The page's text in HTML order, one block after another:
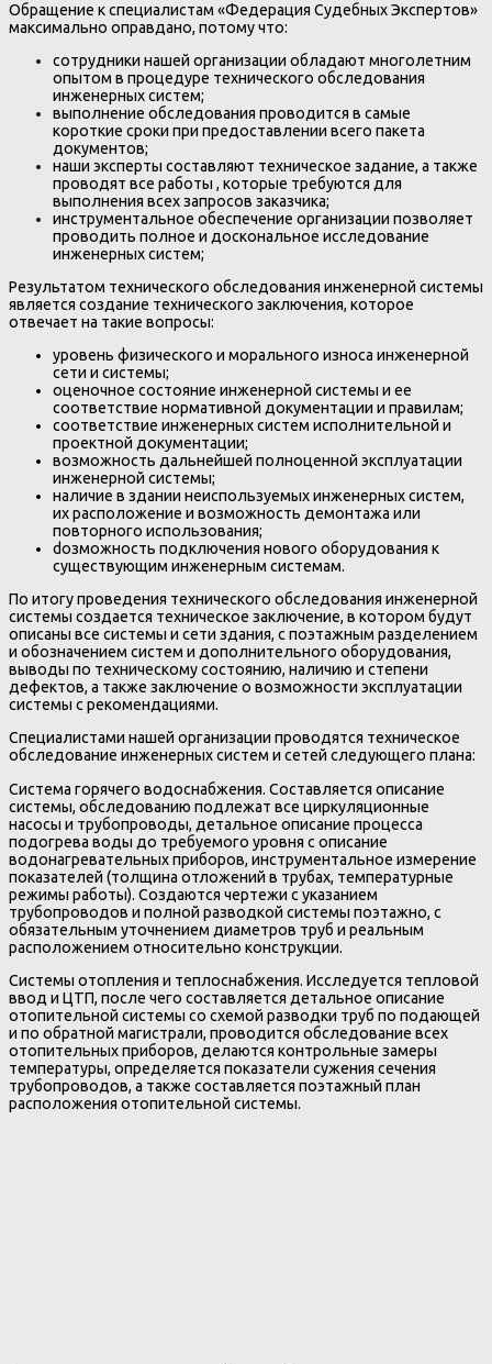
Обращение к специалистам «Федерация Судебных Экспертов»
максимально оправдано, потому что:
сотрудники нашей организации обладают многолетним
опытом в процедуре технического обследования
инженерных систем;
выполнение обследования проводится в самые
короткие сроки при предоставлении всего пакета
документов;
наши эксперты составляют техническое задание, а также
проводят все работы , которые требуются для
выполнения всех запросов заказчика;
инструментальное обеспечение организации позволяет
проводить полное и доскональное исследование
инженерных систем;
Результатом технического обследования инженерной системы
является создание технического заключения, которое
отвечает на такие вопросы:
уровень физического и морального износа инженерной
сети и системы;
оценочное состояние инженерной системы и ее
соответствие нормативной документации и правилам;
соответствие инженерных систем исполнительной и
проектной документации;
возможность дальнейшей полноценной эксплуатации
инженерной системы;
наличие в здании неиспользуемых инженерных систем,
их расположение и возможность демонтажа или
повторного использования;
dозможность подключения нового оборудования к
существующим инженерным системам.
По итогу проведения технического обследования инженерной
системы создается техническое заключение, в котором будут
описаны все системы и сети здания, с поэтажным разделением
и обозначением систем и дополнительного оборудования,
выводы по техническому состоянию, наличию и степени
дефектов, а также заключение о возможности эксплуатации
системы с рекомендациями.
Специалистами нашей организации проводятся техническое
обследование инженерных систем и сетей следующего плана:
Система горячего водоснабжения. Составляется описание
системы, обследованию подлежат все циркуляционные
насосы и трубопроводы, детальное описание процесса
подогрева воды до требуемого уровня с описание
водонагревательных приборов, инструментальное измерение
показателей (толщина отложений в трубах, температурные
режимы работы). Создаются чертежи с указанием
трубопроводов и полной разводкой системы поэтажно, с
обязательным уточнением диаметров труб и реальным
расположением относительно конструкции.
Системы отопления и теплоснабжения. Исследуется тепловой
ввод и ЦТП, после чего составляется детальное описание
отопительной системы со схемой разводки труб по подающей
и по обратной магистрали, проводится обследование всех
отопительных приборов, делаются контрольные замеры
температуры, определяется показатели сужения сечения
трубопроводов, а также составляется поэтажный план
расположения отопительной системы.